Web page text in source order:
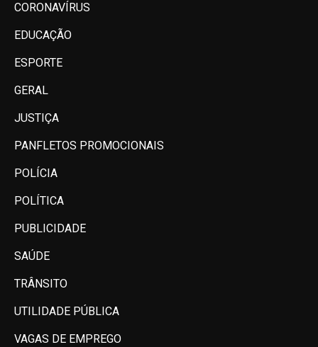
CORONAVÍRUS
EDUCAÇÃO
ESPORTE
GERAL
JUSTIÇA
PANFLETOS PROMOCIONAIS
POLÍCIA
POLÍTICA
PUBLICIDADE
SAÚDE
TRÂNSITO
UTILIDADE PÚBLICA
VAGAS DE EMPREGO